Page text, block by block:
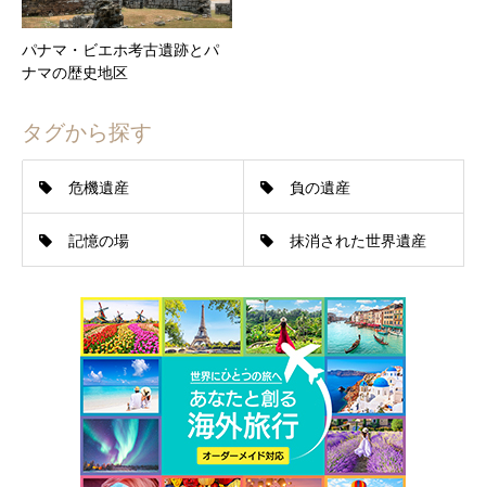
パナマ・ビエホ考古遺跡とパ
ナマの歴史地区
タグから探す
危機遺産 負の遺産
記憶の場 抹消された世界遺産